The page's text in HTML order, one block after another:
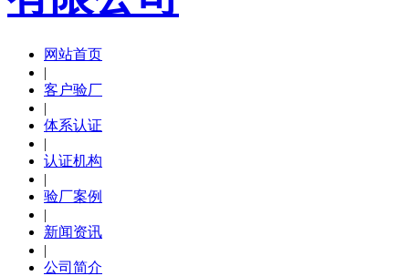
网站首页
|
客户验厂
|
体系认证
|
认证机构
|
验厂案例
|
新闻资讯
|
公司简介